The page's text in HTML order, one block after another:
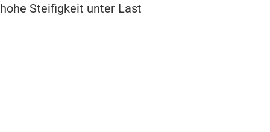
hohe Steifigkeit unter Last